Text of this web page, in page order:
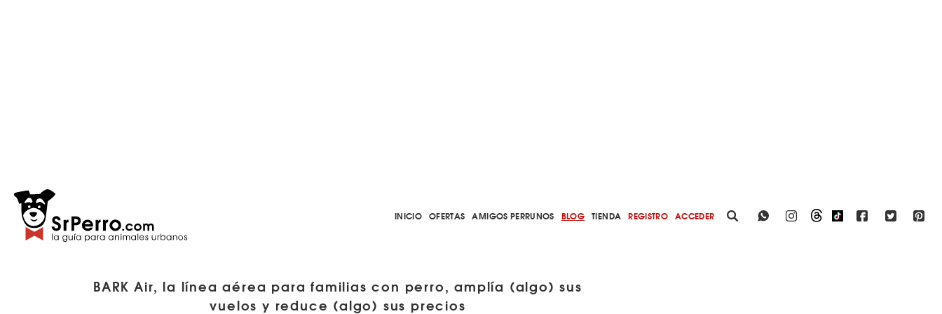
INICIO OFERTAS AMIGOS PERRUNOS BLOG TIENDA REGISTRO ACCEDER
BARK Air, la línea aérea para familias con perro, amplía (algo) sus
vuelos y reduce (algo) sus precios